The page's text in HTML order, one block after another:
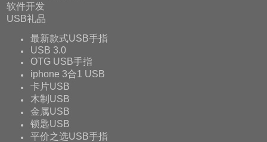
软件开发
USB礼品
最新款式USB手指
USB 3.0
OTG USB手指
iphone 3合1 USB
卡片USB
木制USB
金属USB
锁匙USB
平价之选USB手指